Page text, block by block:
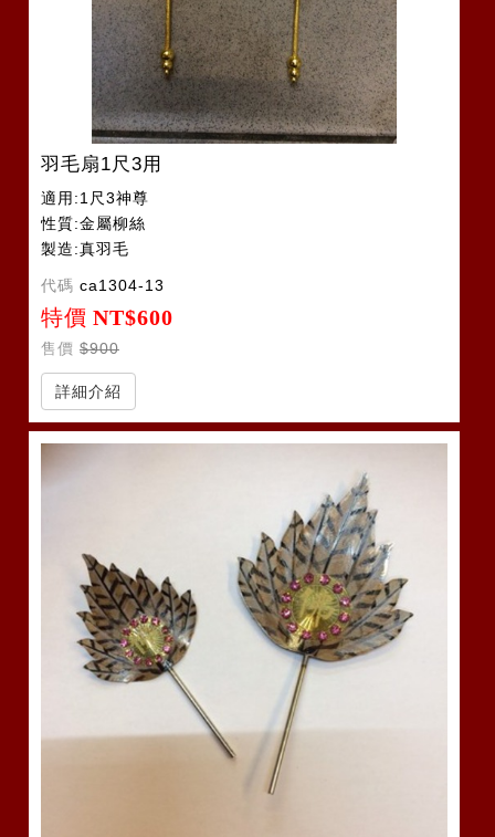
羽毛扇1尺3用
適用:1尺3神尊
性質:金屬柳絲
製造:真羽毛
代碼 ca1304-13
特價 NT$600
售價 $900
詳細介紹